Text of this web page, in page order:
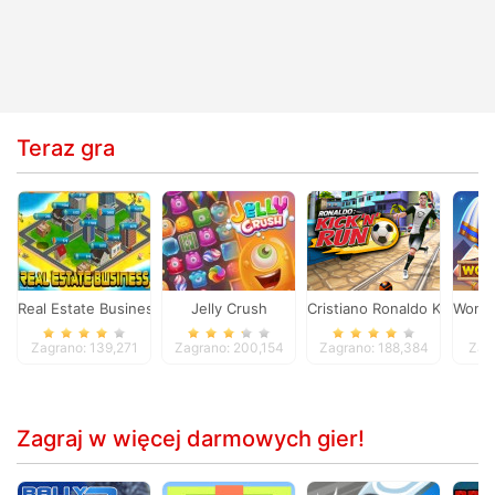
Teraz gra
Real Estate Business
Zagrano: 139,271
Jelly Crush
Zagrano: 200,154
Cristiano Ronaldo
Zagrano: 188,384
Zagraj w więcej darmowych gier!